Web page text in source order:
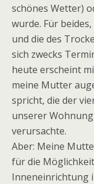
schönes Wetter)
wurde. Für
und die des
sich zwecks
heute erscheint
meine Mutter
spricht, die der
unserer
verursachte.
Aber: Meine
für die
Inneneinrichtung